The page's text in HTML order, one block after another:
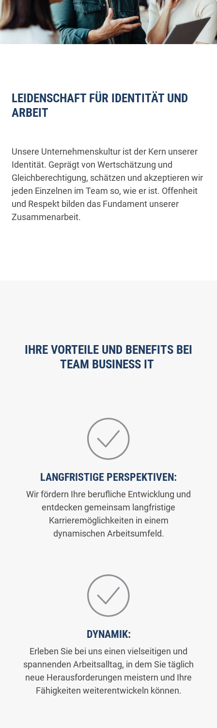
LEIDENSCHAFT FÜR IDENTITÄT UND
ARBEIT
Unsere Unternehmenskultur ist der Kern unserer
Identität. Geprägt von Wertschätzung und
Gleichberechtigung, schätzen und akzeptieren wir
jeden Einzelnen im Team so, wie er ist. Offenheit
und Respekt bilden das Fundament unserer
Zusammenarbeit.
IHRE VORTEILE UND BENEFITS BEI
TEAM BUSINESS IT
LANGFRISTIGE PERSPEKTIVEN:
Wir fördern Ihre berufliche Entwicklung und
entdecken gemeinsam langfristige
Karrieremöglichkeiten in einem
dynamischen Arbeitsumfeld.
DYNAMIK:
Erleben Sie bei uns einen vielseitigen und
spannenden Arbeitsalltag, in dem Sie täglich
neue Herausforderungen meistern und Ihre
Fähigkeiten weiterentwickeln können.